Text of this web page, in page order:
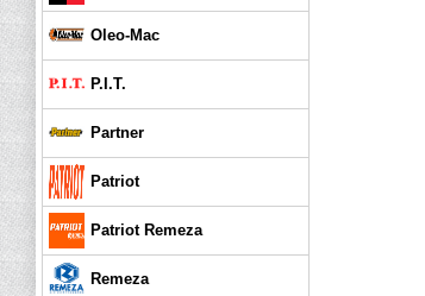
Oleo-Mac
P.I.T.
Partner
Patriot
Patriot Remeza
Remeza